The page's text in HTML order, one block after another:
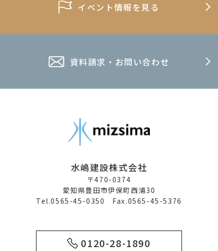
イベント情報を見る
資料請求・お問い合わせ
水嶋建設株式会社
〒470-0374
愛知県豊田市伊保町西浦30
Tel.0565-45-0350 Fax.0565-45-5376
0120-28-1890